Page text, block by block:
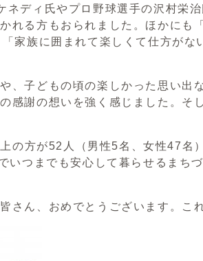
ディ氏やプロ野球選手の沢村栄
れる方もおられました。ほかにも
家族に囲まれて楽しくて仕方がな
、子どもの頃の楽しかった思い出
感謝の想いを強く感じました。そ
方が52人（男性5名、女性47名
いつまでも安心して暮らせるまち
ん、おめでとうございます。こ